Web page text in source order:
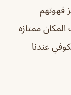
قهوتهم
ممتازه
عندنا